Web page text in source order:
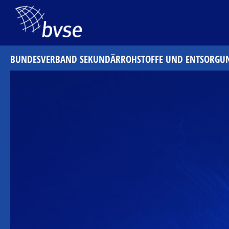
BUNDESVERBAND SEKUNDÄRROHSTOFFE UND